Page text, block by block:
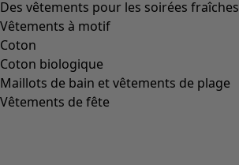
Des vêtements pour les soirées fraîches
Vêtements à motif
Coton
Coton biologique
Maillots de bain et vêtements de plage
Vêtements de fête